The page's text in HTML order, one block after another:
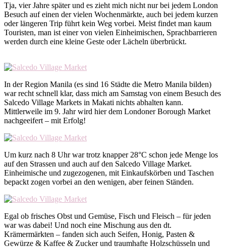
Tja, vier Jahre später und es zieht mich nicht nur bei jedem London
Besuch auf einen der vielen Wochenmärkte, auch bei jedem kurzen
oder längeren Trip führt kein Weg vorbei. Meist findet man kaum
Touristen, man ist einer von vielen Einheimischen, Sprachbarrieren
werden durch eine kleine Geste oder Lächeln überbrückt.
In der Region Manila (es sind 16 Städte die Metro Manila bilden)
war recht schnell klar, dass mich am Samstag von einem Besuch des
Salcedo Village Markets in Makati nichts abhalten kann.
Mittlerweile im 9. Jahr wird hier dem Londoner Borough Market
nachgeeifert – mit Erfolg!
Um kurz nach 8 Uhr war trotz knapper 28°C schon jede Menge los
auf den Strassen und auch auf den Salcedo Village Market.
Einheimische und zugezogenen, mit Einkaufskörben und Taschen
bepackt zogen vorbei an den wenigen, aber feinen Ständen.
Egal ob frisches Obst und Gemüse, Fisch und Fleisch – für jeden
war was dabei! Und noch eine Mischung aus den dt.
Krämermärkten – fanden sich auch Seifen, Honig, Pasten &
Gewürze & Kaffee & Zucker und traumhafte Holzschüsseln und